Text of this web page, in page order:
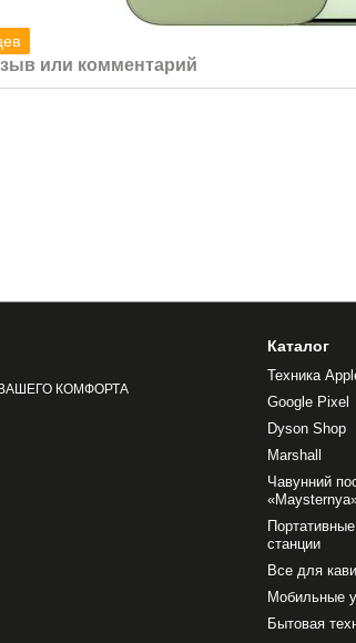
или комментарий
ВАШЕГО КОМФОРТА
Каталог
Техника
Google Pixel
Dyson Shop
Marshall
Чавунний
станции
Все для
Мобильные
Бытовая